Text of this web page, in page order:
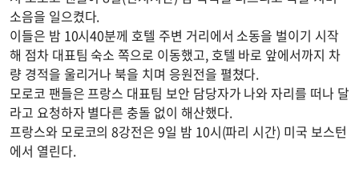
소음을 일으켰다.
이들은 밤 10시40분께 호텔 주변 거리에서 소동을 벌이기 시작
해 점차 대표팀 숙소 쪽으로 이동했고, 호텔 바로 앞에서까지 차
량 경적을 울리거나 북을 치며 응원전을 펼쳤다.
모로코 팬들은 프랑스 대표팀 보안 담당자가 나와 자리를 떠나 달
라고 요청하자 별다른 충돌 없이 해산했다.
프랑스와 모로코의 8강전은 9일 밤 10시(파리 시간) 미국 보스턴
에서 열린다.